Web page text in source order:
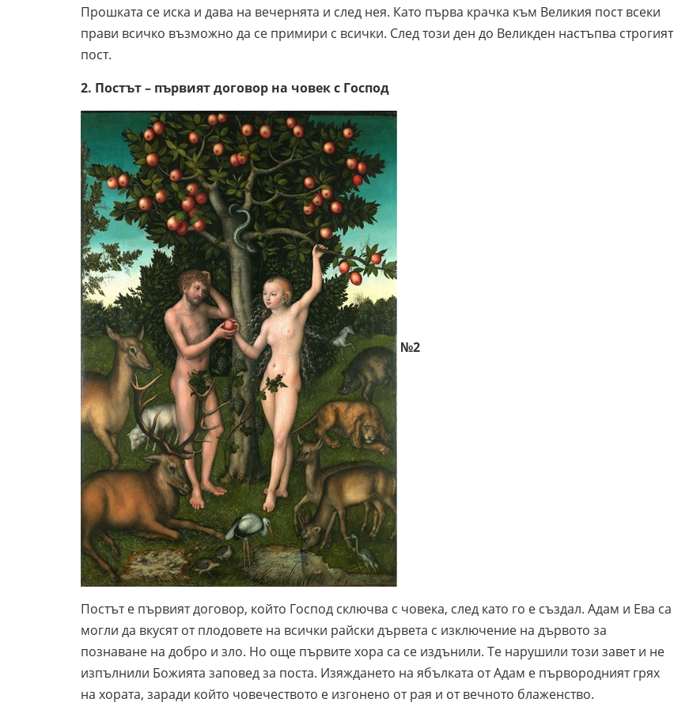
Прошката се иска и дава на вечернята и след нея. Като първа крачка към Великия пост всеки
прави всичко възможно да се примири с всички. След този ден до Великден настъпва строгият
пост.
2. Постът – първият договор на човек с Господ
№2
Постът е първият договор, който Господ сключва с човека, след като го е създал. Адам и Ева са
могли да вкусят от плодовете на всички райски дървета с изключение на дървото за
познаване на добро и зло. Но още първите хора са се издънили. Те нарушили този завет и не
изпълнили Божията заповед за поста. Изяждането на ябълката от Адам е първородният грях
на хората, заради който човечеството е изгонено от рая и от вечното блаженство.